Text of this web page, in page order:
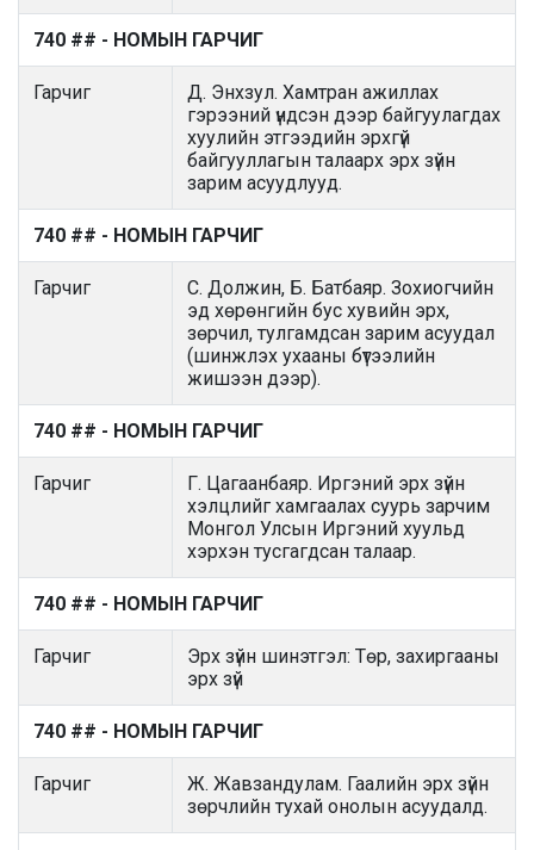
740 ## - НОМЫН ГАРЧИГ
Гарчиг
Д. Энхзул. Хамтран ажиллах
гэрээний үндсэн дээр байгуулагдах
хуулийн этгээдийн эрхгүй
байгууллагын талаарх эрх зүйн
зарим асуудлууд.
740 ## - НОМЫН ГАРЧИГ
Гарчиг
С. Должин, Б. Батбаяр. Зохиогчийн
эд хөрөнгийн бус хувийн эрх,
зөрчил, тулгамдсан зарим асуудал
(шинжлэх ухааны бүтээлийн
жишээн дээр).
740 ## - НОМЫН ГАРЧИГ
Гарчиг
Г. Цагаанбаяр. Иргэний эрх зүйн
хэлцлийг хамгаалах суурь зарчим
Монгол Улсын Иргэний хуульд
хэрхэн тусгагдсан талаар.
740 ## - НОМЫН ГАРЧИГ
Гарчиг
Эрх зүйн шинэтгэл: Төр, захиргааны
эрх зүй
740 ## - НОМЫН ГАРЧИГ
Гарчиг
Ж. Жавзандулам. Гаалийн эрх зүйн
зөрчлийн тухай онолын асуудалд.